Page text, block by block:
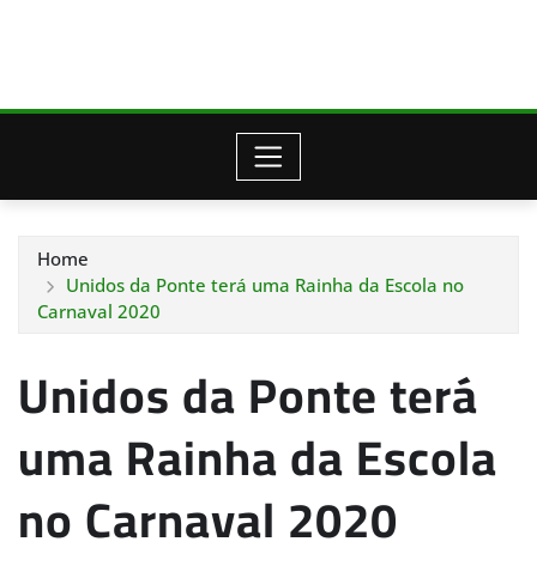
Home
Unidos da Ponte terá uma Rainha da Escola no
Carnaval 2020
Unidos da Ponte terá
uma Rainha da Escola
no Carnaval 2020